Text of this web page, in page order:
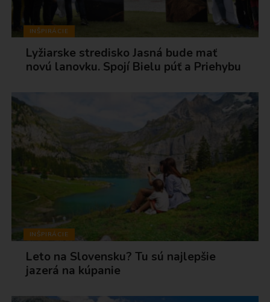
INŠPIRÁCIE
Lyžiarske stredisko Jasná bude mať
novú lanovku. Spojí Bielu púť a Priehybu
INŠPIRÁCIE
Leto na Slovensku? Tu sú najlepšie
jazerá na kúpanie